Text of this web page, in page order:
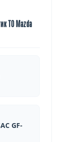
ТО Mazda
GF-